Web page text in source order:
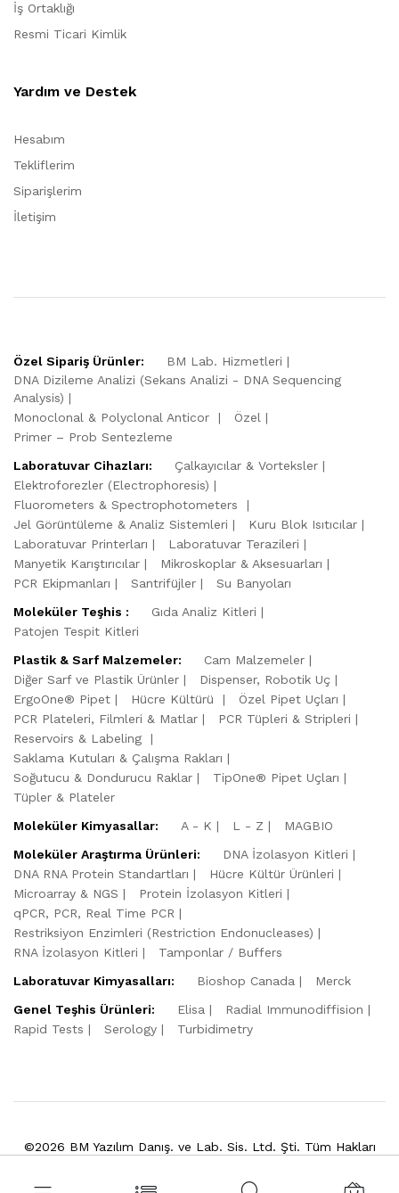
İş Ortaklığı
Resmi Ticari Kimlik
Yardım ve Destek
Hesabım
Tekliflerim
Siparişlerim
İletişim
Özel Sipariş Ürünler:
BM Lab. Hizmetleri
DNA Dizileme Analizi (Sekans Analizi - DNA Sequencing
Analysis)
Monoclonal & Polyclonal Anticor
Özel
Primer – Prob Sentezleme
Laboratuvar Cihazları:
Çalkayıcılar & Vorteksler
Elektroforezler (Electrophoresis)
Fluorometers & Spectrophotometers
Jel Görüntüleme & Analiz Sistemleri
Kuru Blok Isıtıcılar
Laboratuvar Printerları
Laboratuvar Terazileri
Manyetik Karıştırıcılar
Mikroskoplar & Aksesuarları
PCR Ekipmanları
Santrifüjler
Su Banyoları
Moleküler Teşhis :
Gıda Analiz Kitleri
Patojen Tespit Kitleri
Plastik & Sarf Malzemeler:
Cam Malzemeler
Diğer Sarf ve Plastik Ürünler
Dispenser, Robotik Uç
ErgoOne® Pipet
Hücre Kültürü
Özel Pipet Uçları
PCR Plateleri, Filmleri & Matlar
PCR Tüpleri & Stripleri
Reservoirs & Labeling
Saklama Kutuları & Çalışma Rakları
Soğutucu & Dondurucu Raklar
TipOne® Pipet Uçları
Tüpler & Plateler
Moleküler Kimyasallar:
A - K L - Z
MAGBIO
Moleküler Araştırma Ürünleri:
DNA İzolasyon Kitleri
DNA RNA Protein Standartları
Hücre Kültür Ürünleri
Microarray & NGS
Protein İzolasyon Kitleri
qPCR, PCR, Real Time PCR
Restriksiyon Enzimleri (Restriction Endonucleases)
RNA İzolasyon Kitleri
Tamponlar / Buffers
Laboratuvar Kimyasalları:
Bioshop Canada
Merck
Genel Teşhis Ürünleri:
Elisa
Radial Immunodiffision
Rapid Tests
Serology Turbidimetry
©2026 BM Yazılım Danış. ve Lab. Sis. Ltd. Şti. Tüm Hakları